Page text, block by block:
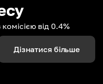
від 0.4%
Дізнатися більше